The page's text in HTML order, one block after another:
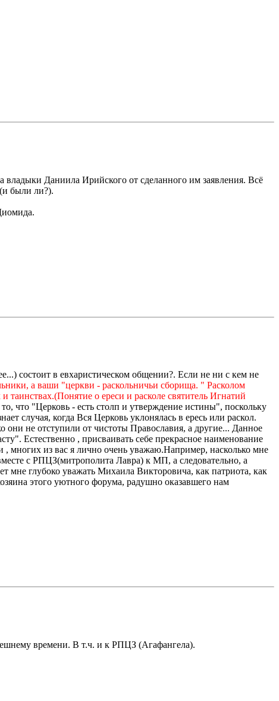
Даниила Ирийского от сделанного им заявления. Всё
были ли?).
состоит в евхаристическом общении?. Если не ни с кем не
а ваши "церкви - раскольничьи сборища. " Расколом
о ереси и расколе святитель Игнатий
что "Церковь - есть столп и утверждение истины", поскольку
случая, когда Вся Церковь уклонялась в ересь или раскол.
они не отступили от чистоты Православия, а другие... Данное
Естественно , присваивать себе прекрасное наименование
многих из вас я лично очень уважаю.Например, насколько мне
с РПЦЗ(митрополита Лавра) к МП, а следовательно, а
мне глубоко уважать Михаила Викторовича, как патриота, как
этого уютного форума, радушно оказавшего нам
времени. В т.ч. и к РПЦЗ (Агафангела).